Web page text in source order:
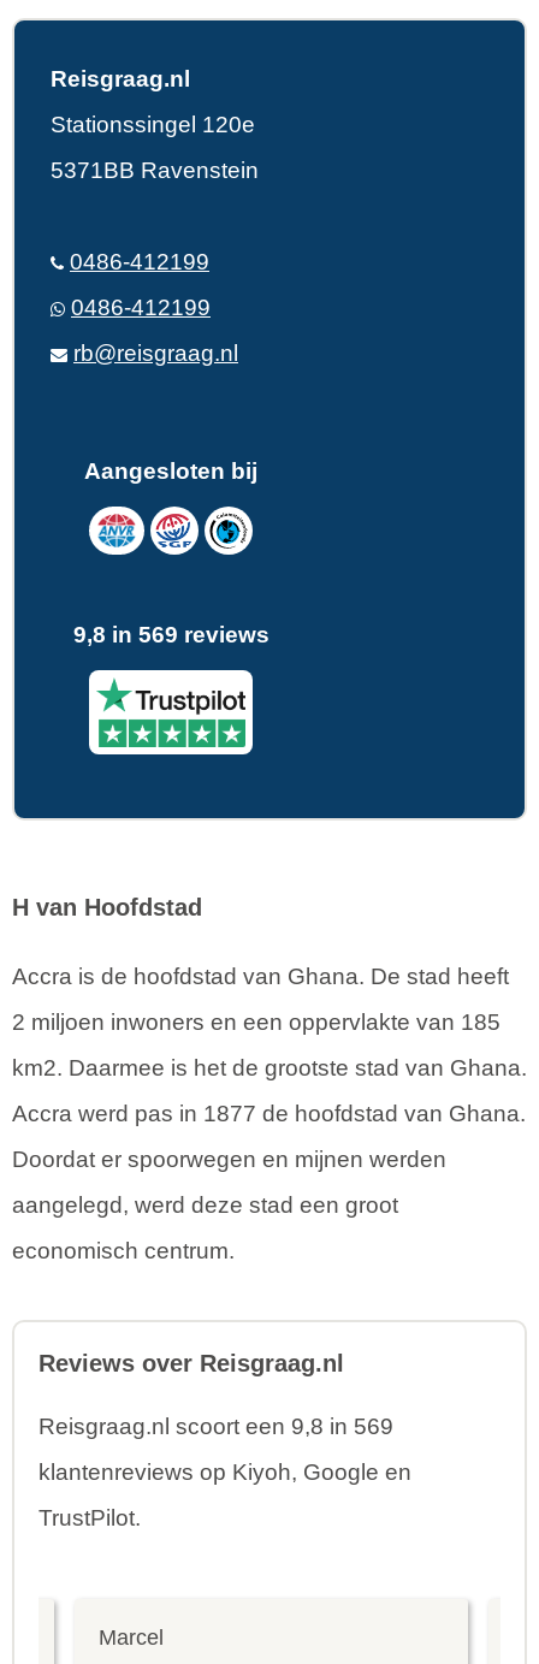
Reisgraag.nl
Stationssingel 120e
5371BB Ravenstein
0486-412199
0486-412199
rb@reisgraag.nl
Aangesloten bij
9,8 in 569 reviews
H van Hoofdstad
Accra is de hoofdstad van Ghana. De stad heeft
2 miljoen inwoners en een oppervlakte van 185
km2. Daarmee is het de grootste stad van Ghana.
Accra werd pas in 1877 de hoofdstad van Ghana.
Doordat er spoorwegen en mijnen werden
aangelegd, werd deze stad een groot
economisch centrum.
Reviews over Reisgraag.nl
Reisgraag.nl scoort een 9,8 in 569
klantenreviews op Kiyoh, Google en
TrustPilot.
Marcel